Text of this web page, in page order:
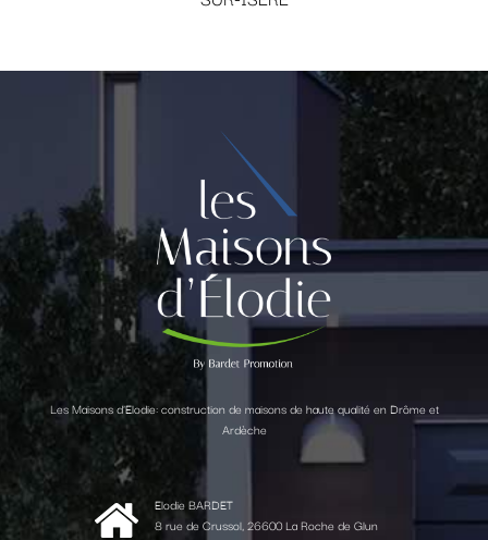
Les Maisons d'Elodie: construction de maisons de haute qualité en Drôme et
Ardèche
Elodie BARDET
8 rue de Crussol, 26600 La Roche de Glun